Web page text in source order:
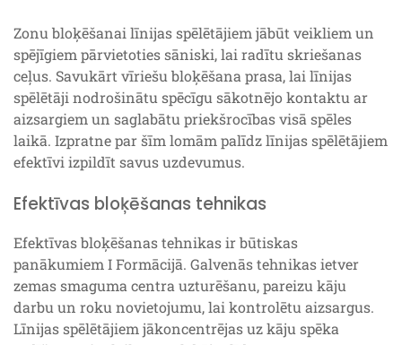
Zonu bloķēšanai līnijas spēlētājiem jābūt veikliem un
spējīgiem pārvietoties sāniski, lai radītu skriešanas
ceļus. Savukārt vīriešu bloķēšana prasa, lai līnijas
spēlētāji nodrošinātu spēcīgu sākotnējo kontaktu ar
aizsargiem un saglabātu priekšrocības visā spēles
laikā. Izpratne par šīm lomām palīdz līnijas spēlētājiem
efektīvi izpildīt savus uzdevumus.
Efektīvas bloķēšanas tehnikas
Efektīvas bloķēšanas tehnikas ir būtiskas
panākumiem I Formācijā. Galvenās tehnikas ietver
zemas smaguma centra uzturēšanu, pareizu kāju
darbu un roku novietojumu, lai kontrolētu aizsargus.
Līnijas spēlētājiem jākoncentrējas uz kāju spēka